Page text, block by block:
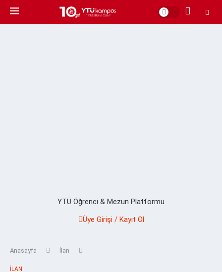
YTÜ Öğrenci & Mezun Platformu
Üye Girişi / Kayıt Ol
Anasayfa İlan
İLAN